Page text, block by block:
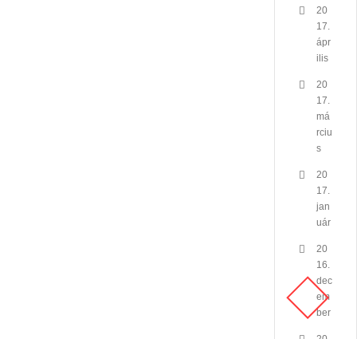
20
17.
ápr
ilis
20
17.
má
rciu
s
20
17.
jan
uár
20
16.
dec
em
ber